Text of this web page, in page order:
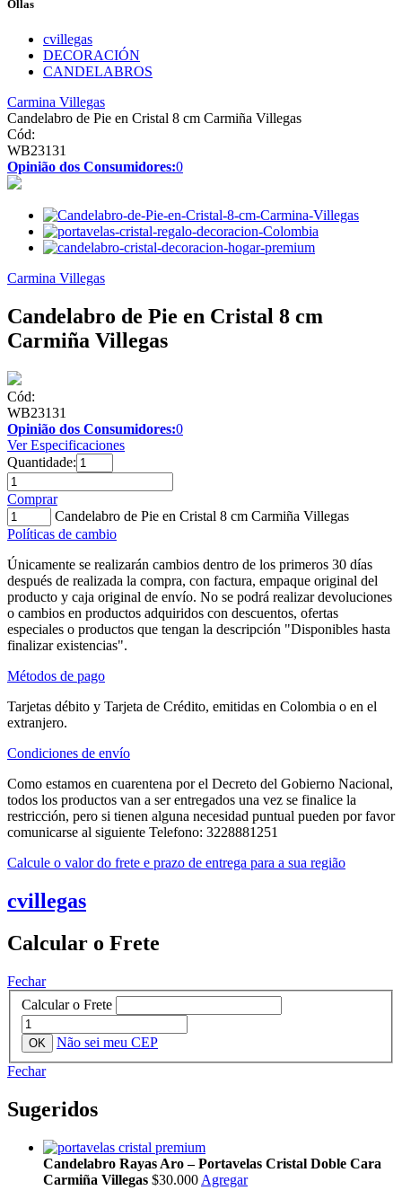
Ollas
cvillegas
DECORACIÓN
CANDELABROS
Carmina Villegas
Candelabro de Pie en Cristal 8 cm Carmiña Villegas
Cód:
WB23131
Opinião dos Consumidores:0
Carmina Villegas
Candelabro de Pie en Cristal 8 cm
Carmiña Villegas
Cód:
WB23131
Opinião dos Consumidores:0
Ver Especificaciones
Quantidade:
Comprar
Candelabro de Pie en Cristal 8 cm Carmiña Villegas
Políticas de cambio
Únicamente se realizarán cambios dentro de los primeros 30 días
después de realizada la compra, con factura, empaque original del
producto y caja original de envío. No se podrá realizar devoluciones
o cambios en productos adquiridos con descuentos, ofertas
especiales o productos que tengan la descripción "Disponibles hasta
finalizar existencias".
Métodos de pago
Tarjetas débito y Tarjeta de Crédito, emitidas en Colombia o en el
extranjero.
Condiciones de envío
Como estamos en cuarentena por el Decreto del Gobierno Nacional,
todos los productos van a ser entregados una vez se finalice la
restricción, pero si tienen alguna necesidad puntual pueden por favor
comunicarse al siguiente Telefono: 3228881251
Calcule o valor do frete e prazo de entrega para a sua região
cvillegas
Calcular o Frete
Fechar
Calcular o Frete
Não sei meu CEP
Fechar
Sugeridos
Candelabro Rayas Aro – Portavelas Cristal Doble Cara
Carmiña Villegas $30.000 Agregar